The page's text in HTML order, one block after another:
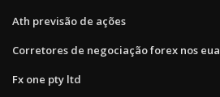
Ath previsão de ações
Corretores de negociação forex nos eua
Fx one pty ltd